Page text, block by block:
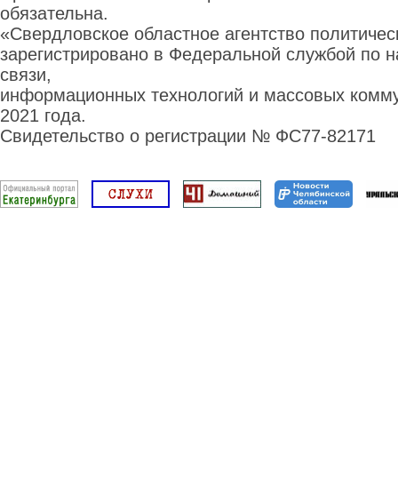
обязательна.
«Свердловское областное агентство
зарегистрировано в Федеральной службой по
связи,
информационных технологий и массовых
2021 года.
Свидетельство о регистрации № ФС77-82171